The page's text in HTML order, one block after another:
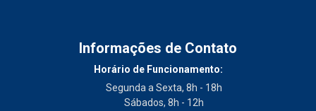
Informações de Contato
Horário de Funcionamento:
Segunda a Sexta, 8h - 18h
Sábados, 8h - 12h